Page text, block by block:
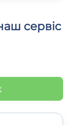
сервіс